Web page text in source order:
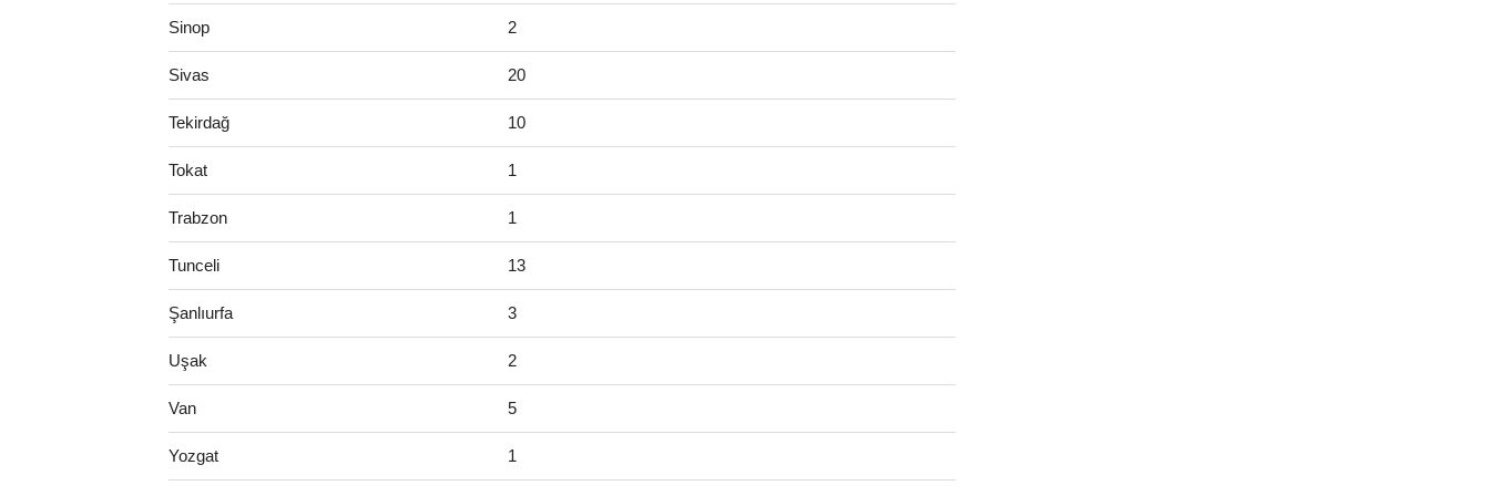
Sinop 2
Sivas 20
Tekirdağ 10
Tokat 1
Trabzon 1
Tunceli 13
Şanlıurfa 3
Uşak 2
Van 5
Yozgat 1